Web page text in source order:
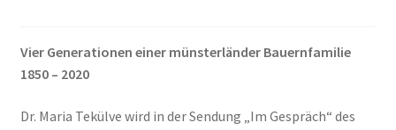
öffnen
Service & Vertrieb
Vier Generationen einer münsterländer Bauernfamilie
1850 – 2020
Dr. Maria Tekülve wird in der Sendung „Im Gespräch“ des